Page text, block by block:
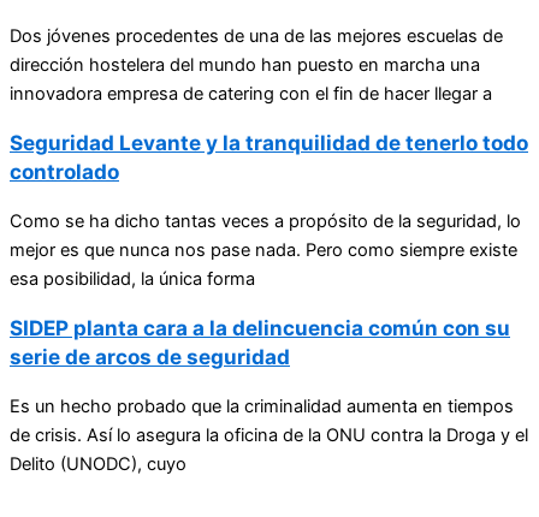
Dos jóvenes procedentes de una de las mejores escuelas de
dirección hostelera del mundo han puesto en marcha una
innovadora empresa de catering con el fin de hacer llegar a
Seguridad Levante y la tranquilidad de tenerlo todo
controlado
Como se ha dicho tantas veces a propósito de la seguridad, lo
mejor es que nunca nos pase nada. Pero como siempre existe
esa posibilidad, la única forma
SIDEP planta cara a la delincuencia común con su
serie de arcos de seguridad
Es un hecho probado que la criminalidad aumenta en tiempos
de crisis. Así lo asegura la oficina de la ONU contra la Droga y el
Delito (UNODC), cuyo